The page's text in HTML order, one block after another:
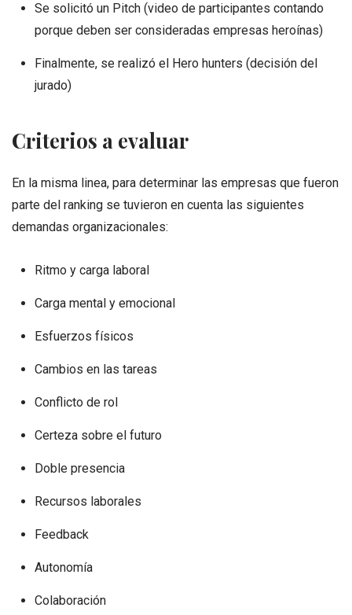
Se solicitó un Pitch (video de participantes contando
porque deben ser consideradas empresas heroínas)
Finalmente, se realizó el Hero hunters (decisión del
jurado)
Criterios a evaluar
En la misma linea, para determinar las empresas que fueron
parte del ranking se tuvieron en cuenta las siguientes
demandas organizacionales:
Ritmo y carga laboral
Carga mental y emocional
Esfuerzos físicos
Cambios en las tareas
Conflicto de rol
Certeza sobre el futuro
Doble presencia
Recursos laborales
Feedback
Autonomía
Colaboración